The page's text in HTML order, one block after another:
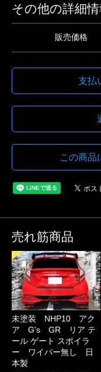
その他の詳細情
販売価格
支払
この商品
売れ筋商品
未塗装 NHP10 アク
ア G's GR リア テ
ール ゲート スポイラ
ー ワイパー無し 日
本製